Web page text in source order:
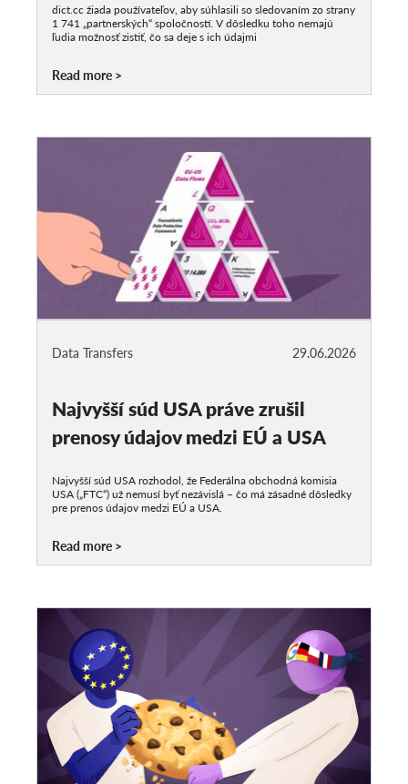
dict.cc žiada používateľov, aby súhlasili so sledovaním zo strany
1 741 „partnerských“ spoločností. V dôsledku toho nemajú
ľudia možnosť zistiť, čo sa deje s ich údajmi
Read more
29.06.2026
Data Transfers
Najvyšší súd USA práve zrušil
prenosy údajov medzi EÚ a USA
Najvyšší súd USA rozhodol, že Federálna obchodná komisia
USA („FTC“) už nemusí byť nezávislá – čo má zásadné dôsledky
pre prenos údajov medzi EÚ a USA.
Read more